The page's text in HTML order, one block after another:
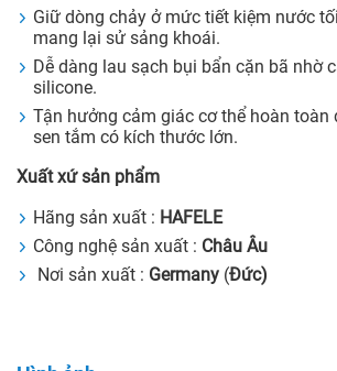
Giữ dòng chảy ở mức tiết kiệm nước
mang lại sử sảng khoái.
Dễ dàng lau sạch bụi bẩn cặn bã nhờ
silicone.
Tận hưởng cảm giác cơ thể hoàn
sen tắm có kích thước lớn.
Xuất xứ sản phẩm
Hãng sản xuất : HAFELE
Công nghệ sản xuất : Châu Âu
Nơi sản xuất : Germany (Đức)